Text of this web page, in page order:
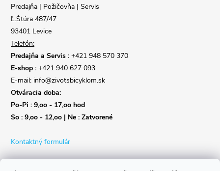
Predajňa | Požičovňa | Servis
Ľ.Štúra 487/47
93401 Levice
Telefón:
Predajňa a Servis : +421 948 570 370
E-shop : +421 940 627 093
E-mail: info@zivotsbicyklom.sk
Otváracia doba:
Po-Pi : 9,oo - 17,oo hod
So : 9,oo - 12,oo | Ne : Zatvorené
Kontaktný formulár